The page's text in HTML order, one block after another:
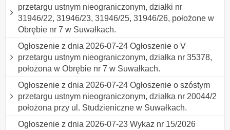
przetargu ustnym nieograniczonym, działki nr
31946/22, 31946/23, 31946/25, 31946/26, położone w
Obrębie nr 7 w Suwałkach.
Ogłoszenie z dnia 2026-07-24 Ogłoszenie o V
przetargu ustnym nieograniczonym, działka nr 35378,
położona w Obrębie nr 7 w Suwałkach.
Ogłoszenie z dnia 2026-07-24 Ogłoszenie o szóstym
przetargu ustnym nieograniczonym, działka nr 20044/2
położona przy ul. Studzieniczne w Suwałkach.
Ogłoszenie z dnia 2026-07-23 Wykaz nr 15/2026